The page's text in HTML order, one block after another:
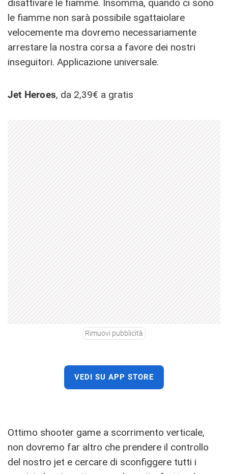
disattivare le fiamme. Insomma, quando ci sono
le fiamme non sarà possibile sgattaiolare
velocemente ma dovremo necessariamente
arrestare la nostra corsa a favore dei nostri
inseguitori. Applicazione universale.
Jet Heroes, da 2,39€ a gratis
Rimuovi pubblicità
VEDI SU APP STORE
Ottimo shooter game a scorrimento verticale,
non dovremo far altro che prendere il controllo
del nostro jet e cercare di sconfiggere tutti i